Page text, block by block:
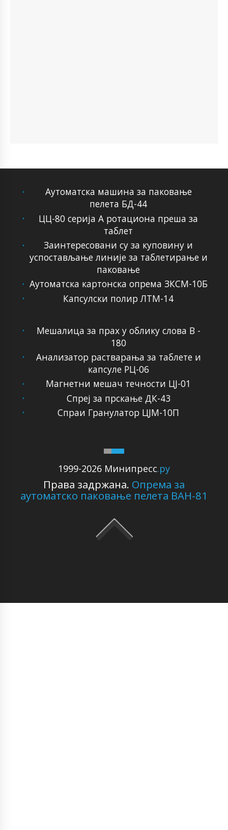
Аутоматска машина за паковање
пелета БД-44
ЦЦ-80 серија А ротациона преша за
таблет
Заинтересовани су за куповину и
успостављање линије за таблетирање и
паковање
Аутоматска картонска опрема ЗКСМ-10Б
Капсулски полир ЛТМ-14
1999-2026 Минипресс.ру
Права задржана. Опрема за
аутоматско паковање пелета ВАН-81
Мешалица за прах у облику слова В -
180
Анализатор растварања за таблете и
капсуле РЦ-06
Магнетни мешач течности ЦЈ-01
Спреј за прскање ДК-43
Спраи Гранулатор ЦЈМ-10П